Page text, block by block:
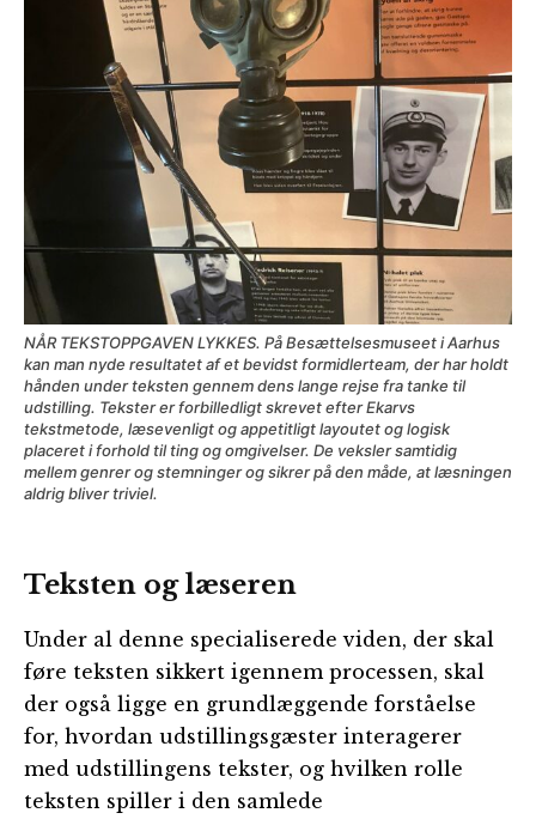
NÅR TEKSTOPPGAVEN LYKKES. På Besættelsesmuseet i Aarhus
kan man nyde resultatet af et bevidst formidlerteam, der har holdt
hånden under teksten gennem dens lange rejse fra tanke til
udstilling. Tekster er forbilledligt skrevet efter Ekarvs
tekstmetode, læsevenligt og appetitligt layoutet og logisk
placeret i forhold til ting og omgivelser. De veksler samtidig
mellem genrer og stemninger og sikrer på den måde, at læsningen
aldrig bliver triviel.
Teksten og læseren
Under al denne specialiserede viden, der skal
føre teksten sikkert igennem processen, skal
der også ligge en grundlæggende forståelse
for, hvordan udstillingsgæster interagerer
med udstillingens tekster, og hvilken rolle
teksten spiller i den samlede